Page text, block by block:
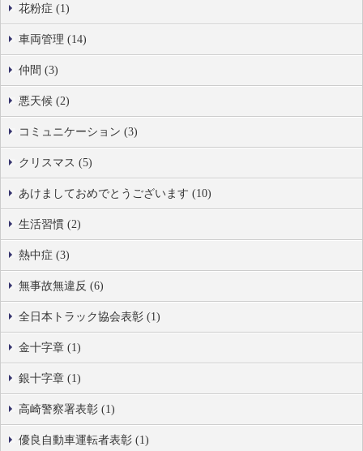
花粉症 (1)
車両管理 (14)
仲間 (3)
悪天候 (2)
コミュニケーション (3)
クリスマス (5)
あけましておめでとうございます (10)
生活習慣 (2)
熱中症 (3)
無事故無違反 (6)
全日本トラック協会表彰 (1)
金十字章 (1)
銀十字章 (1)
高崎警察署表彰 (1)
優良自動車運転者表彰 (1)